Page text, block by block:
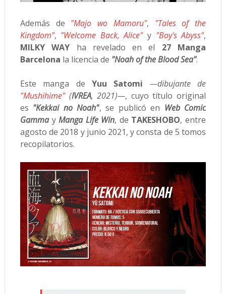
Además de "Majo wo Mamoru", "Tales of the
Kingdom", "Welcome Back, Alice"y "Boy's Abyss",
MILKY WAY ha revelado en el 27 Manga
Barcelona la licencia de "Noah of the Blood Sea".
Este manga de Yuu Satomi
—dibujante de
"Mushihime"(IVREA, 2021)—, cuyo título original
es "Kekkai no Noah", se publicó en Web Comic
GammayManga Life Win, de TAKESHOBO, entre
agosto de 2018 y junio 2021, y consta de 5 tomos
recopilatorios.